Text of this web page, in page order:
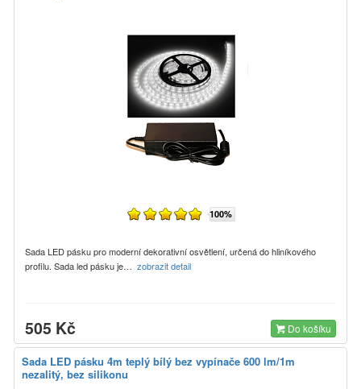
100%
Sada LED pásku pro moderní dekorativní osvětlení, určená do hliníkového
profilu. Sada led pásku je… zobrazit detail
505 Kč Do košíku
Sada LED pásku 4m teplý bílý bez vypínače 600 lm/1m
nezalitý, bez silikonu